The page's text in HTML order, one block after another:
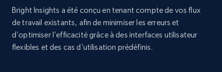
1.6K+ 181+ Commencer
Bright Insights a été conçu en tenant compte de vos flux
de travail existants, afin de minimiser les erreurs et
d’optimiser l’efficacité grâce à des interfaces utilisateur
flexibles et des cas d’utilisation prédéfinis.